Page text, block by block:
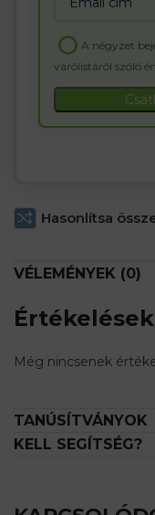
A négyzet
várólistáról szóló
your
email
address
to
join
the
waitlist
Hasonlítsa
VÉLEMÉNYEK (0)
Értékelések
Még nincsenek
TANÚSÍTVÁNYOK
KELL SEGÍTSÉG?